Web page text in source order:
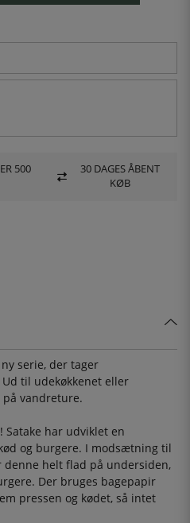
500
30 DAGES ÅBENT
KØB
serie, der tager
til udekøkkenet eller
på vandreture.
Satake har udviklet en
og burgere. I modsætning til
denne helt flad på undersiden,
Der bruges bagepapir
pressen og kødet, så intet